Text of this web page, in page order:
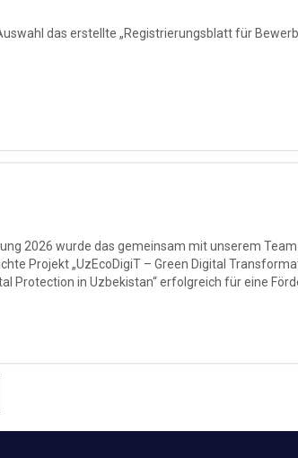
das erstellte „Registrierungsblatt für
2026 wurde das gemeinsam mit unserem
Projekt „UzEcoDigiT – Green Digital
Protection in Uzbekistan“ erfolgreich für eine